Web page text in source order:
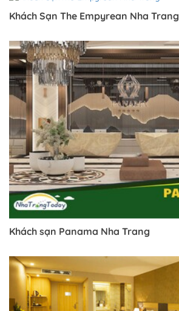
Khách Sạn The Empyrean Nha Trang
Khách sạn Panama Nha Trang